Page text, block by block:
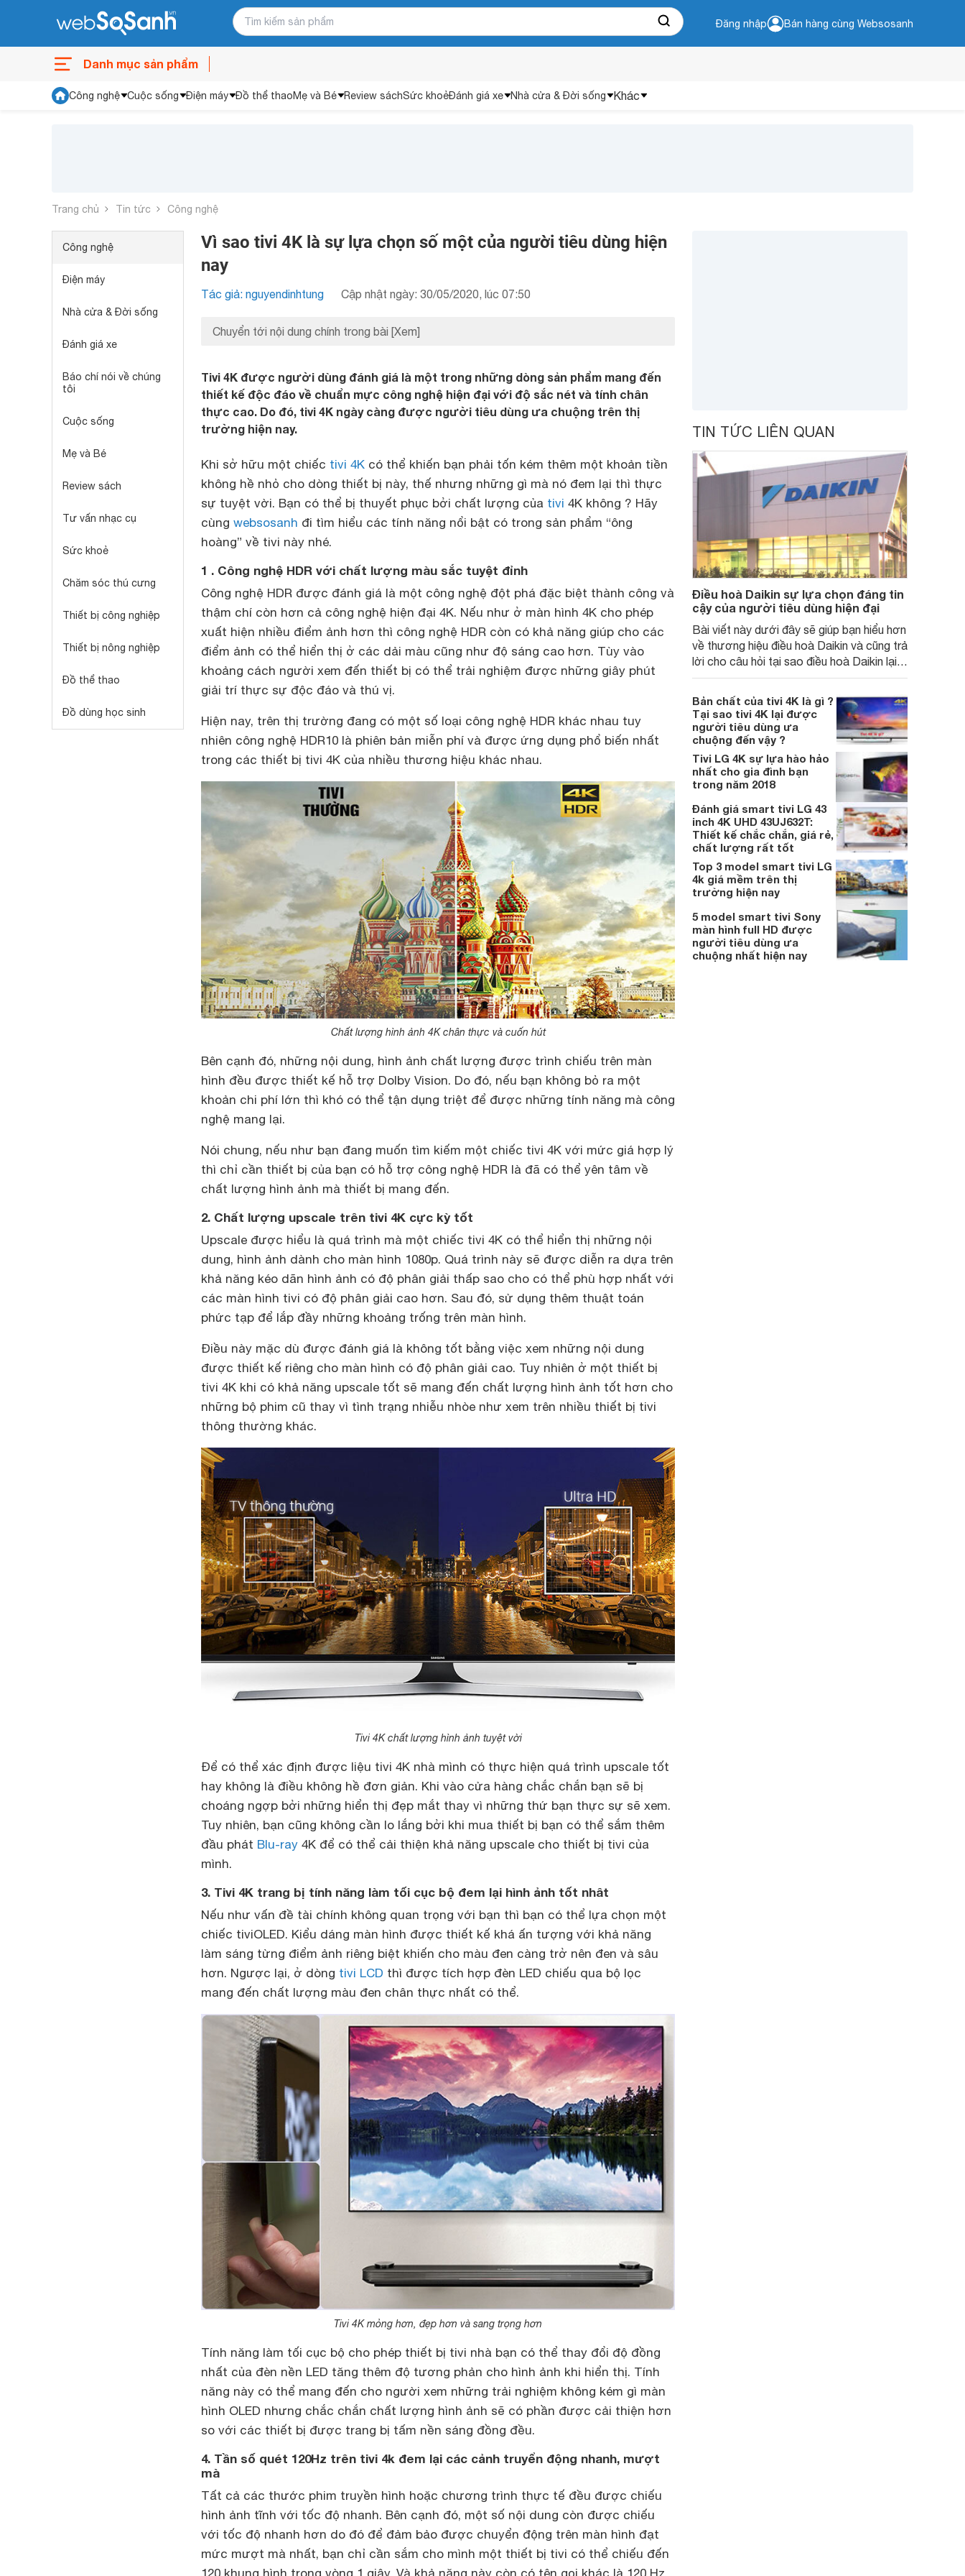
Đăng nhập Bán hàng cùng Websosanh
Danh mục sản phẩm
Công nghệ Cuộc sống Điện máy Đồ thể thaoMẹ và Bé Review sáchSức khoẻĐánh giá xe Nhà cửa & Đời sống Khác
Trang chủ Tin tức Công nghệ
Công nghệ
Điện máy
Nhà cửa & Đời sống
Đánh giá xe
Báo chí nói về chúng
tôi
Cuộc sống
Mẹ và Bé
Review sách
Tư vấn nhạc cụ
Sức khoẻ
Chăm sóc thú cưng
Thiết bị công nghiệp
Thiết bị nông nghiệp
Đồ thể thao
Đồ dùng học sinh
Vì sao tivi 4K là sự lựa chọn số một của người tiêu dùng hiện
nay
Tác giả: nguyendinhtung Cập nhật ngày: 30/05/2020, lúc 07:50
Chuyển tới nội dung chính trong bài [Xem]
Tivi 4K được người dùng đánh giá là một trong những dòng sản phẩm mang đến
thiết kế độc đáo về chuẩn mực công nghệ hiện đại với độ sắc nét và tính chân
thực cao. Do đó, tivi 4K ngày càng được người tiêu dùng ưa chuộng trên thị
trường hiện nay.
Khi sở hữu một chiếc tivi 4K có thể khiến bạn phải tốn kém thêm một khoản tiền
không hề nhỏ cho dòng thiết bị này, thế nhưng những gì mà nó đem lại thì thực
sự tuyệt vời. Bạn có thể bị thuyết phục bởi chất lượng của tivi 4K không ? Hãy
cùng websosanh đi tìm hiểu các tính năng nổi bật có trong sản phẩm “ông
hoàng” về tivi này nhé.
1 . Công nghệ HDR với chất lượng màu sắc tuyệt đỉnh
Công nghệ HDR được đánh giá là một công nghệ đột phá đặc biệt thành công và
thậm chí còn hơn cả công nghệ hiện đại 4K. Nếu như ở màn hình 4K cho phép
xuất hiện nhiều điểm ảnh hơn thì công nghệ HDR còn có khả năng giúp cho các
điểm ảnh có thể hiển thị ở các dải màu cũng như độ sáng cao hơn. Tùy vào
khoảng cách người xem đến thiết bị có thể trải nghiệm được những giây phút
giải trí thực sự độc đáo và thú vị.
Hiện nay, trên thị trường đang có một số loại công nghệ HDR khác nhau tuy
nhiên công nghệ HDR10 là phiên bản miễn phí và được ứng dụng phổ biến nhất
trong các thiết bị tivi 4K của nhiều thương hiệu khác nhau.
Chất lượng hình ảnh 4K chân thực và cuốn hút
Bên cạnh đó, những nội dung, hình ảnh chất lượng được trình chiếu trên màn
hình đều được thiết kế hỗ trợ Dolby Vision. Do đó, nếu bạn không bỏ ra một
khoản chi phí lớn thì khó có thể tận dụng triệt để được những tính năng mà công
nghệ mang lại.
Nói chung, nếu như bạn đang muốn tìm kiếm một chiếc tivi 4K với mức giá hợp lý
thì chỉ cần thiết bị của bạn có hỗ trợ công nghệ HDR là đã có thể yên tâm về
chất lượng hình ảnh mà thiết bị mang đến.
2. Chất lượng upscale trên tivi 4K cực kỳ tốt
Upscale được hiểu là quá trình mà một chiếc tivi 4K có thể hiển thị những nội
dung, hình ảnh dành cho màn hình 1080p. Quá trình này sẽ được diễn ra dựa trên
khả năng kéo dãn hình ảnh có độ phân giải thấp sao cho có thể phù hợp nhất với
các màn hình tivi có độ phân giải cao hơn. Sau đó, sử dụng thêm thuật toán
phức tạp để lắp đầy những khoảng trống trên màn hình.
Điều này mặc dù được đánh giá là không tốt bằng việc xem những nội dung
được thiết kế riêng cho màn hình có độ phân giải cao. Tuy nhiên ở một thiết bị
tivi 4K khi có khả năng upscale tốt sẽ mang đến chất lượng hình ảnh tốt hơn cho
những bộ phim cũ thay vì tình trạng nhiễu nhòe như xem trên nhiều thiết bị tivi
thông thường khác.
Tivi 4K chất lượng hình ảnh tuyệt vời
Để có thể xác định được liệu tivi 4K nhà mình có thực hiện quá trình upscale tốt
hay không là điều không hề đơn giản. Khi vào cửa hàng chắc chắn bạn sẽ bị
choáng ngợp bởi những hiển thị đẹp mắt thay vì những thứ bạn thực sự sẽ xem.
Tuy nhiên, bạn cũng không cần lo lắng bởi khi mua thiết bị bạn có thể sắm thêm
đầu phát Blu-ray 4K để có thể cải thiện khả năng upscale cho thiết bị tivi của
mình.
3. Tivi 4K trang bị tính năng làm tối cục bộ đem lại hình ảnh tốt nhât
Nếu như vấn đề tài chính không quan trọng với bạn thì bạn có thể lựa chọn một
chiếc tiviOLED. Kiểu dáng màn hình được thiết kế khá ấn tượng với khả năng
làm sáng từng điểm ảnh riêng biệt khiến cho màu đen càng trở nên đen và sâu
hơn. Ngược lại, ở dòng tivi LCD thì được tích hợp đèn LED chiếu qua bộ lọc
mang đến chất lượng màu đen chân thực nhất có thể.
Tivi 4K mỏng hơn, đẹp hơn và sang trọng hơn
Tính năng làm tối cục bộ cho phép thiết bị tivi nhà bạn có thể thay đổi độ đồng
nhất của đèn nền LED tăng thêm độ tương phản cho hình ảnh khi hiển thị. Tính
năng này có thể mang đến cho người xem những trải nghiệm không kém gì màn
hình OLED nhưng chắc chắn chất lượng hình ảnh sẽ có phần được cải thiện hơn
so với các thiết bị được trang bị tấm nền sáng đồng đều.
4. Tần số quét 120Hz trên tivi 4k đem lại các cảnh truyển động nhanh, mượt
mà
Tất cả các thước phim truyền hình hoặc chương trình thực tế đều được chiếu
hình ảnh tĩnh với tốc độ nhanh. Bên cạnh đó, một số nội dung còn được chiếu
với tốc độ nhanh hơn do đó để đảm bảo được chuyển động trên màn hình đạt
mức mượt mà nhất, bạn chỉ cần sắm cho mình một thiết bị tivi có thể chiếu đến
TIN TỨC LIÊN QUAN
Điều hoà Daikin sự lựa chọn đáng tin
cậy của người tiêu dùng hiện đại
Bài viết này dưới đây sẽ giúp bạn hiểu hơn
về thương hiệu điều hoà Daikin và cũng trả
lời cho câu hỏi tại sao điều hoà Daikin lại
được người tiêu dùng ưa chuộng nhất trên
thị trường hiện nay.
Bản chất của tivi 4K là gì ?
Tại sao tivi 4K lại được
người tiêu dùng ưa
chuộng đến vậy ?
Tivi LG 4K sự lựa hào hảo
nhất cho gia đình bạn
trong năm 2018
Đánh giá smart tivi LG 43
inch 4K UHD 43UJ632T:
Thiết kế chắc chắn, giá rẻ,
chất lượng rất tốt
Top 3 model smart tivi LG
4k giá mềm trên thị
trường hiện nay
5 model smart tivi Sony
màn hình full HD được
người tiêu dùng ưa
chuộng nhất hiện nay